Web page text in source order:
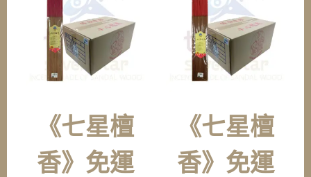
《七星檀
香》免運
《七星檀
香》免運